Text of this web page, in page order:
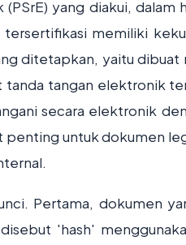
yang diakui, dalam
memiliki
ditetapkan, yaitu
tangan elektronik
secara elektronik
untuk dokumen
Pertama, dokumen
'hash'